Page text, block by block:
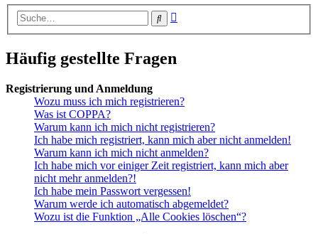
Suche
Häufig gestellte Fragen
Registrierung und Anmeldung
Wozu muss ich mich registrieren?
Was ist COPPA?
Warum kann ich mich nicht registrieren?
Ich habe mich registriert, kann mich aber nicht anmelden!
Warum kann ich mich nicht anmelden?
Ich habe mich vor einiger Zeit registriert, kann mich aber
nicht mehr anmelden?!
Ich habe mein Passwort vergessen!
Warum werde ich automatisch abgemeldet?
Wozu ist die Funktion „Alle Cookies löschen“?